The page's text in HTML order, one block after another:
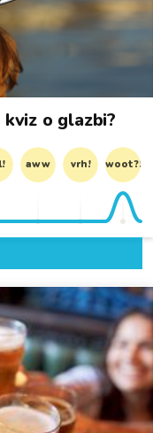
o glazbi?
aww vrh! woot?!